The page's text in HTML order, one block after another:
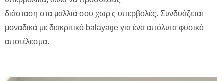
διάσταση στα μαλλιά σου χωρίς υπερβολές. Συνδυάζεται
μοναδικά με διακριτικό balayage για ένα απόλυτα φυσικό
αποτέλεσμα.